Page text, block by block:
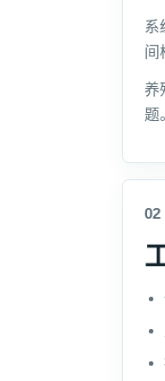
系
间
养
题
02